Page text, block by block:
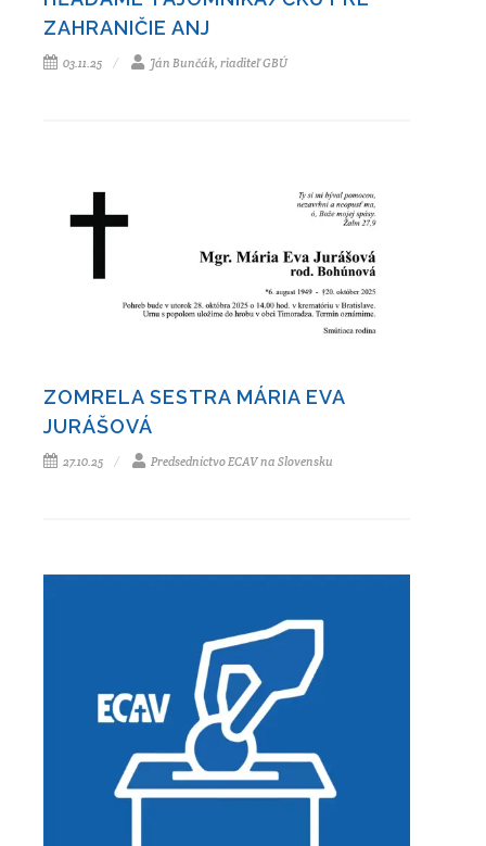
ZAHRANIČIE ANJ
03.11.25 Ján Bunčák, riaditeľ GBÚ
ZOMRELA SESTRA MÁRIA EVA
JURÁŠOVÁ
27.10.25 Predsedníctvo ECAV na Slovensku